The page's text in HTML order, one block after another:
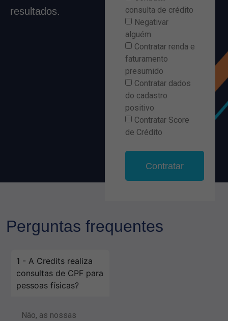
resultados.
consulta de crédito
Negativar
alguém
Contratar renda e
faturamento
presumido
Contratar dados
do cadastro
positivo
Contratar Score
de Crédito
Contratar
Perguntas frequentes
1 - A Credits realiza
consultas de CPF para
pessoas físicas?
Não, as nossas